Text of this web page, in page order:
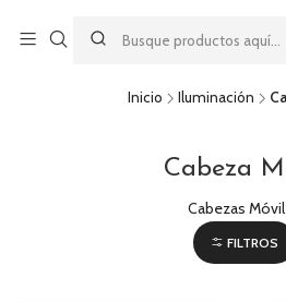
descuento por
por una compra mínima de $49.990.
acumulable a otras promociones ni
Inicio Iluminación
Cabeza
Cabezas
FILTROS